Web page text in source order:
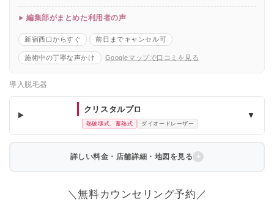
編集部がまとめた利用者の声
新宿西口からすぐ 前日までキャンセル可
施術中の丁寧な声かけ Googleマップで口コミを見る
導入脱毛器
クリスタルプロ
熱破壊式、蓄熱式 ダイオードレーザー
▼
詳しい料金・店舗詳細・地図を見る
＼無料カウンセリング予約／